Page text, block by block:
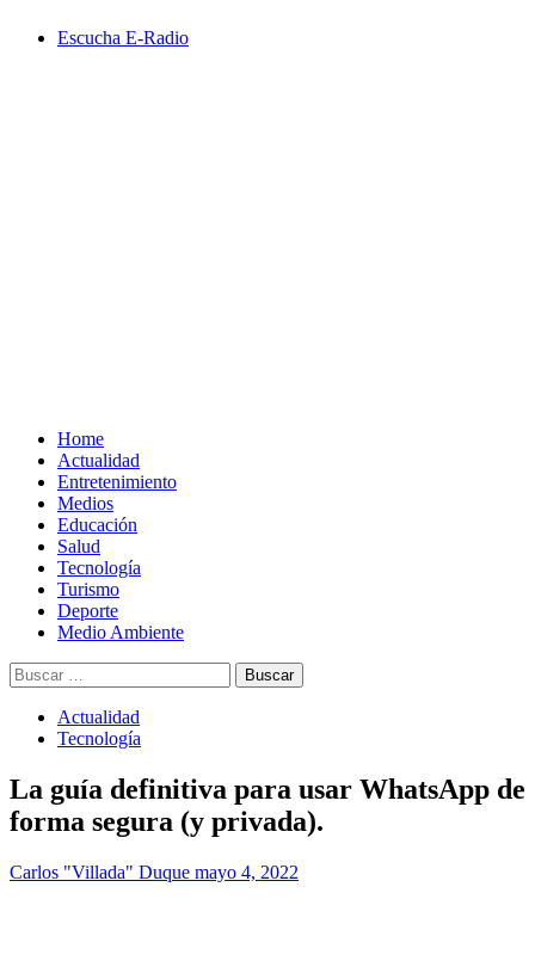
Escucha E-Radio
Home
Actualidad
Entretenimiento
Medios
Educación
Salud
Tecnología
Turismo
Deporte
Medio Ambiente
Buscar:
Actualidad
Tecnología
La guía definitiva para usar WhatsApp de
forma segura (y privada).
Carlos "Villada" Duque mayo 4, 2022